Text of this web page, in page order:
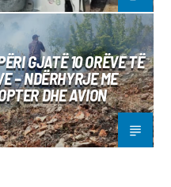
GJATË 10 ORËVE TË
– NDËRHYRJE ME
DHE AVION